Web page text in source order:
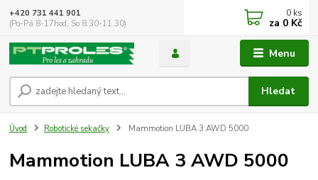
Menu
Hledat
+420 731 441 901
(Po-Pá 8-17hod, So 8.30-11.30)
0 ks
za 0 Kč
Úvod Robotické sekačky Mammotion LUBA 3 AWD 5000
Mammotion LUBA 3 AWD 5000